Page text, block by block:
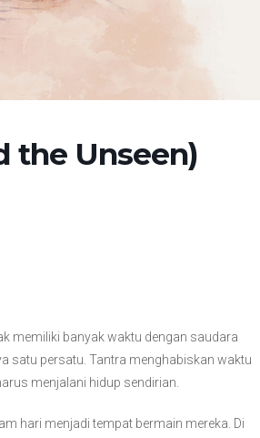
the Unseen)
memiliki banyak waktu dengan saudara
satu persatu. Tantra menghabiskan waktu
menjalani hidup sendirian.
hari menjadi tempat bermain mereka. Di